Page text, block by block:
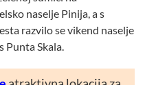
naselje Pinija, a s
razvilo se vikend naselje
Punta Skala.